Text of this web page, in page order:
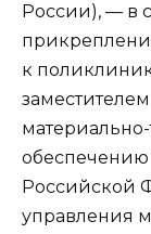
России), — в
к
обеспечению
Российской
управления